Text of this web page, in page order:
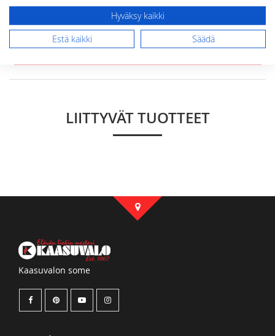
LIITTYVÄT TUOTTEET
Kaasuvalon some
Hyväksy kaikki
Estä kaikki Säädä